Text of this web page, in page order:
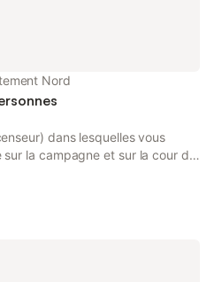
Nord
dans lesquelles vous
la campagne et sur la cour de
équipées de tout le confort
qui allie Art Déco et